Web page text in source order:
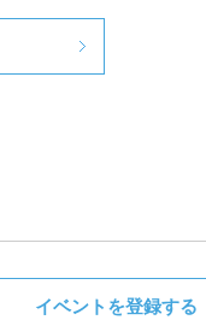
イベントを登録する